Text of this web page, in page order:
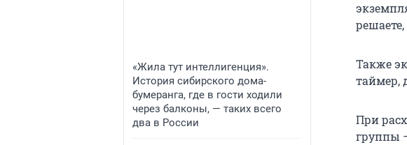
«Жила тут интеллигенция».
История сибирского дома-
бумеранга, где в гости ходили
через балконы, — таких всего
два в России
Также
таймер,
При
группы